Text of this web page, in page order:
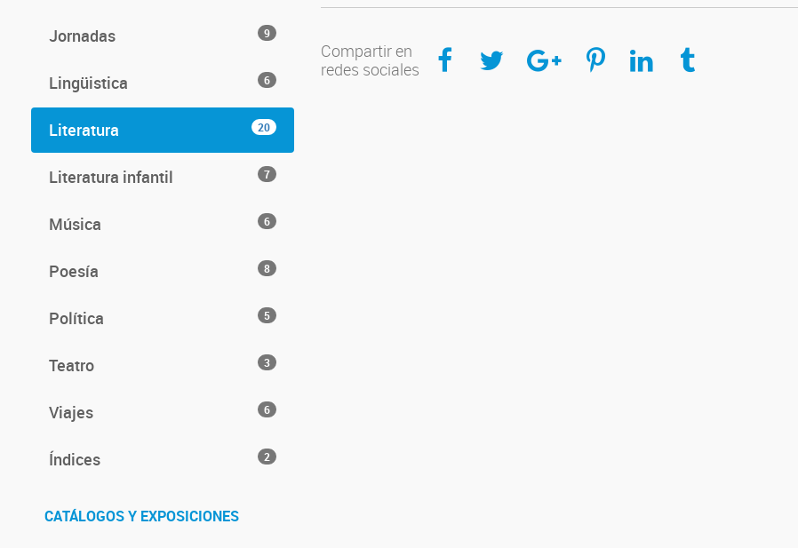
Jornadas 9
Lingüistica 6
Literatura 20
Literatura infantil 7
Música 6
Poesía 8
Política 5
Teatro 3
Viajes 6
Índices 2
CATÁLOGOS Y EXPOSICIONES
Compartir en
redes sociales
Compartir en Facebook Compartir en Twitter Compartir en Google Plus Compartir en Pinterest Compartir en Linkedin Compartir en Tumblr